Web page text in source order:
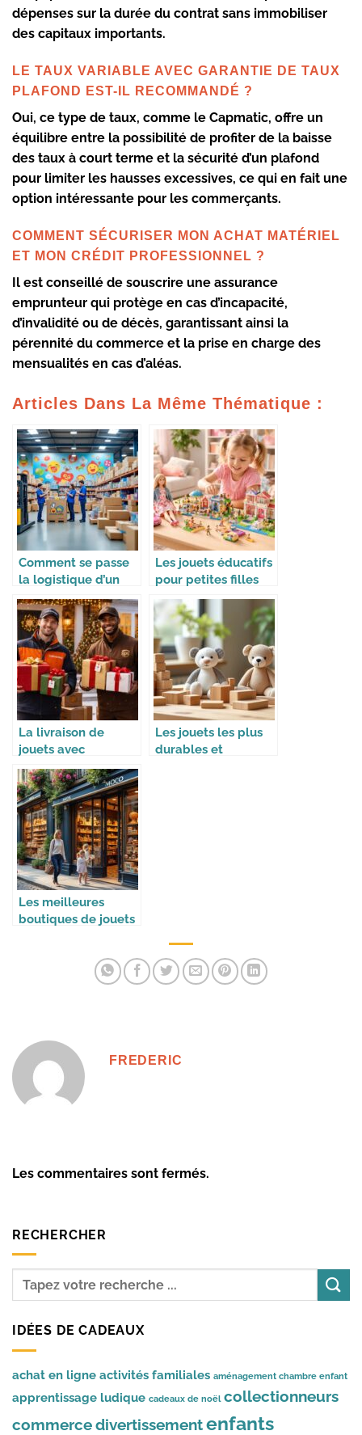
dépenses sur la durée du contrat sans immobiliser
des capitaux importants.
LE TAUX VARIABLE AVEC GARANTIE DE TAUX
PLAFOND EST-IL RECOMMANDÉ ?
Oui, ce type de taux, comme le Capmatic, offre un
équilibre entre la possibilité de profiter de la baisse
des taux à court terme et la sécurité d’un plafond
pour limiter les hausses excessives, ce qui en fait une
option intéressante pour les commerçants.
COMMENT SÉCURISER MON ACHAT MATÉRIEL
ET MON CRÉDIT PROFESSIONNEL ?
Il est conseillé de souscrire une assurance
emprunteur qui protège en cas d’incapacité,
d’invalidité ou de décès, garantissant ainsi la
pérennité du commerce et la prise en charge des
mensualités en cas d’aléas.
Articles Dans La Même Thématique :
Comment se passe
la logistique d’un
site e-commerce de
jouets
Les jouets éducatifs
pour petites filles
avec Barbie,
Playmobil et Lego
Friends
La livraison de
jouets avec
Colissimo et UPS
pour les fêtes de fin
d’année
Les jouets les plus
durables et
Les meilleures
boutiques de jouets
FREDERIC
Les commentaires sont fermés.
RECHERCHER
IDÉES DE CADEAUX
achat en ligne activités familiales aménagement chambre enfant
apprentissage ludique cadeaux de noël collectionneurs
commercedivertissementenfants